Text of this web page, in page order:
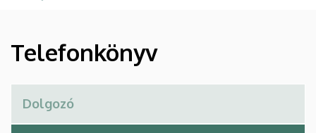
Tudományos
Diákkör
Telefonkönyv